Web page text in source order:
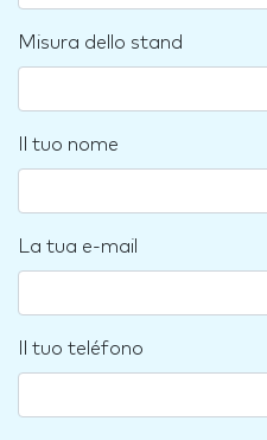
Misura dello stand
Il tuo nome
La tua e-mail
Il tuo teléfono